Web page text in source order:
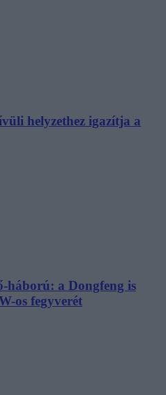
helyzethez igazítja a
a Dongfeng is
os fegyverét